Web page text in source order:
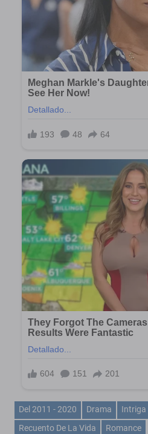
Del 2011 - 2020 Drama Intriga
Recuento De La Vida
Romance